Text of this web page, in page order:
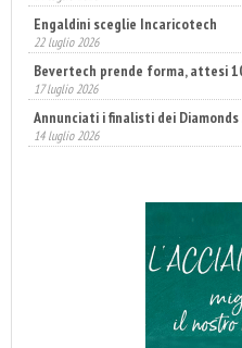
Engaldini sceglie Incaricotech
22 luglio 2026
Bevertech prende forma, attesi
17 luglio 2026
Annunciati i finalisti dei Diamonds
14 luglio 2026